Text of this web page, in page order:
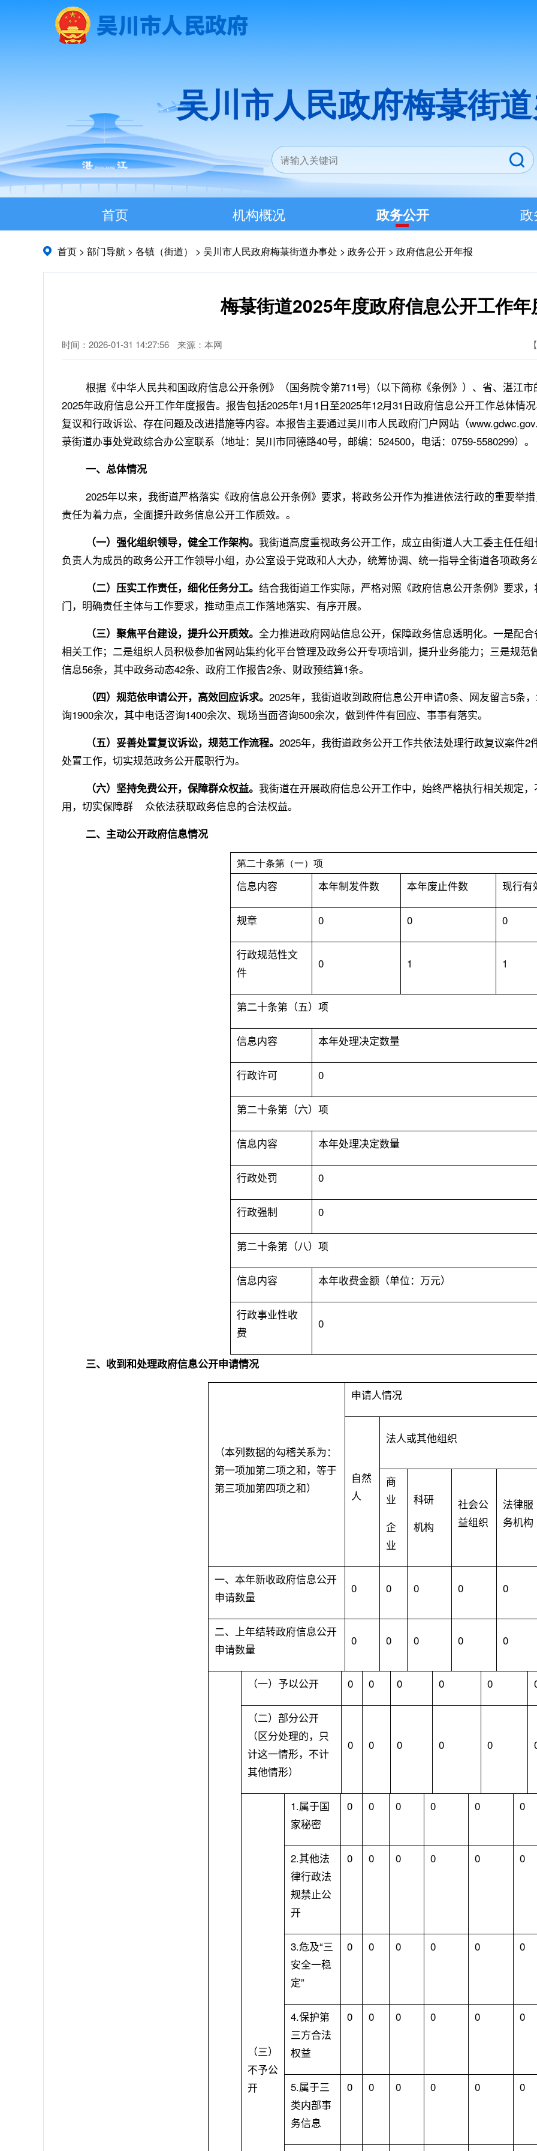
吴川市人民政府梅菉街
首页 机构概况 政务公开 政
首页 > 部门导航 > 各镇（街道） > 吴川市人民政府梅菉街道办事处 > 政务公开 > 政府信息公开年报
梅菉街道2025年度政府信息公开工作年
时间：2026-01-31 14:27:56 来源：本网
根据《中华人民共和国政府信息公开条例》（国务院令第711号) （以下简称《条例》）、省、湛江
2025年政府信息公开工作年度报告。报告包括2025年1月1 日至2025年12月31 日政府信息公开工作总体情
复议和行政诉讼、存在问题及改进措施等内容。本报告主要通过吴川市人民政府门户网站（
菉街道办事处党政综合办公室联系（地址：吴川市同德路40号，邮编： 524500，电话： 0759-5580299）。
一、总体情况
2025年以来，我街道严格落实《政府信息公开条例》要求，将政务公开作为推进依法行政的重要举
责任为着力点，全面提升政务信息公开工作质效。。
（一）强化组织领导，健全工作架构。 我街道高度重视政务公开工作，成立由街道人大工委主任任
负责人为成员的政务公开工作领导小组，办公室设于党政和人大办，统筹协调、统一指导全街道各项政务
（二）压实工作责任，细化任务分工。 结合我街道工作实际，严格对照《政府信息公开条例》要求
门，明确责任主体与工作要求，推动重点工作落地落实、有序开展。
（三）聚焦平台建设，提升公开质效。 全力推进政府网站信息公开，保障政务信息透明化。一是配
相关工作；二是组织人员积极参加省网站集约化平台管理及政务公开专项培训，提升业务能力；三是规范
信息56条，其中政务动态42条、政府工作报告2条、财政预结算1条。
（四）规范依申请公开，高效回应诉求。 2025年，我街道收到政府信息公开申请0条、网友留言5条
询1900余次，其中电话咨询1400余次、现场当面咨询500余次，做到件件有回应、事事有落实。
（五）妥善处置复议诉讼，规范工作流程。 2025年，我街道政务公开工作共依法处理行政复议案件2
处置工作，切实规范政务公开履职行为。
（六）坚持免费公开，保障群众权益。 我街道在开展政府信息公开工作中，始终严格执行相关规定
用，切实保障群 众依法获取政务信息的合法权益。
二、主动公开政府信息情况
第二十条第（一）项
信息内容 本年制发件数 本年废止件数 现行有
规章 0 0 0
行政规范性文
件
0 1 1
第二十条第（五）项
信息内容 本年处理决定数量
行政许可 0
第二十条第（六）项
信息内容 本年处理决定数量
行政处罚 0
行政强制 0
第二十条第（八）项
信息内容 本年收费金额（单位：万元）
行政事业性收
费
0
三、收到和处理政府信息公开申请情况
（本列数据的勾稽关系为：
第一项加第二项之和，等于
第三项加第四项之和）
申请人情况
自然
人
法人或其他组织
商
业
企
业
科研
机构
社会公
益组织
法律服
务机构
一、本年新收政府信息公开
申请数量
0 0 0 0 0
二、上年结转政府信息公开
申请数量
0 0 0 0 0
（一）予以公开 0 0 0 0 0
（二）部分公开
（区分处理的，只
计这一情形，不计
其他情形）
0 0 0 0 0
（三）
不予公
开
1.属于国
家秘密
0 0 0 0 0 0
2.其他法
律行政法
规禁止公
开
0 0 0 0 0 0
3.危及“三
安全一稳
定”
0 0 0 0 0 0
4.保护第
三方合法
权益
0 0 0 0 0 0
5.属于三
类内部事
务信息
0 0 0 0 0 0